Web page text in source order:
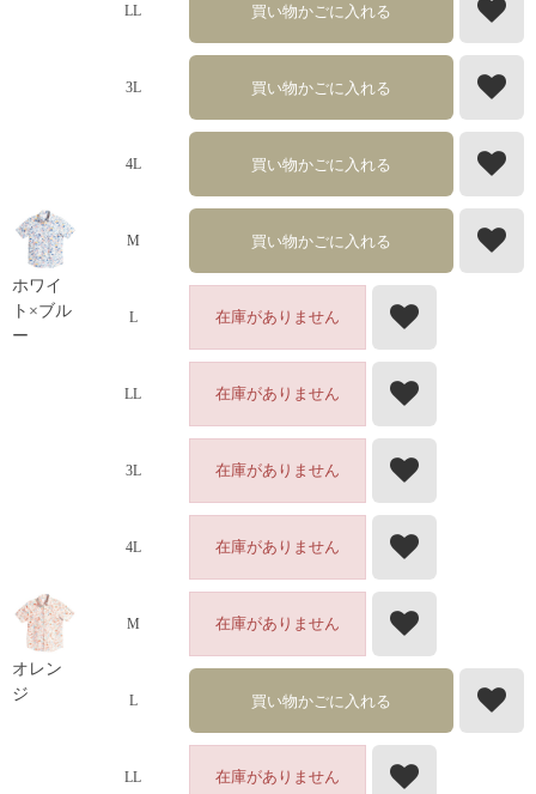
LL 買い物かごに入れる
3L 買い物かごに入れる
4L 買い物かごに入れる
ホワイ
ト×ブル
ー
M 買い物かごに入れる
L 在庫がありません
LL 在庫がありません
3L 在庫がありません
4L 在庫がありません
オレン
ジ
M 在庫がありません
L 買い物かごに入れる
LL 在庫がありません